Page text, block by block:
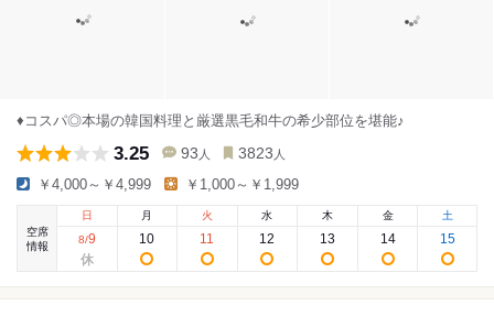
♦コスパ◎本場の韓国料理と厳選黒毛和牛の希少部位を堪能♪
3.25 93 人 3823 人
￥4,000～￥4,999 ￥1,000～￥1,999
空席
情報
日
8/9
月
10
火
11
水
12
木
13
金
14
土
15